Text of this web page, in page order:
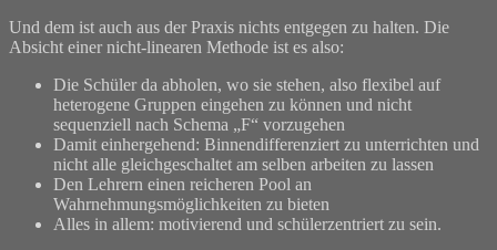
Und dem ist auch aus der Praxis nichts entgegen zu halten. Die
Absicht einer nicht-linearen Methode ist es also:
Die Schüler da abholen, wo sie stehen, also flexibel auf
heterogene Gruppen eingehen zu können und nicht
sequenziell nach Schema „F“ vorzugehen
Damit einhergehend: Binnendifferenziert zu unterrichten und
nicht alle gleichgeschaltet am selben arbeiten zu lassen
Den Lehrern einen reicheren Pool an
Wahrnehmungsmöglichkeiten zu bieten
Alles in allem: motivierend und schülerzentriert zu sein.